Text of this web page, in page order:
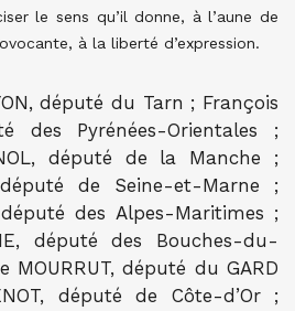
le sens qu’il donne, à l’aune de
à la liberté d’expression.
député du Tarn ; François
des Pyrénées-Orientales ;
député de la Manche ;
de Seine-et-Marne ;
des Alpes-Maritimes ;
député des Bouches-du-
MOURRUT, député du GARD
député de Côte-d’Or ;